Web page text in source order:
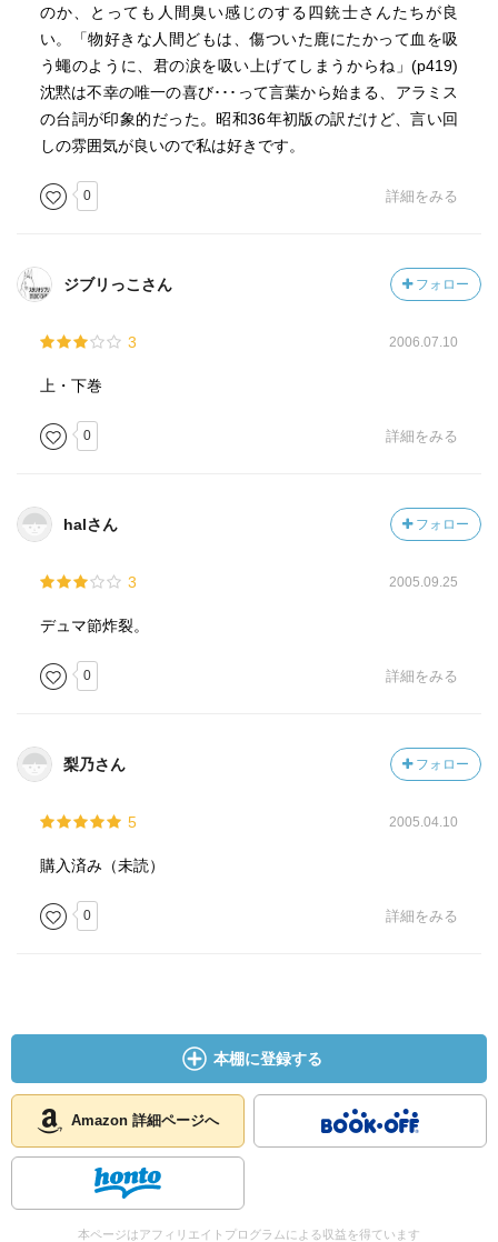
のか、とっても人間臭い感じのする四銃士さんたちが良
い。「物好きな人間どもは、傷ついた鹿にたかって血を吸
う蠅のように、君の涙を吸い上げてしまうからね」(p419)
沈黙は不幸の唯一の喜び･･･って言葉から始まる、アラミス
の台詞が印象的だった。昭和36年初版の訳だけど、言い回
しの雰囲気が良いので私は好きです。
0 詳細をみる
ジブリっこさん フォロー
3 2006.07.10
上・下巻
0 詳細をみる
halさん フォロー
3 2005.09.25
デュマ節炸裂。
0 詳細をみる
梨乃さん フォロー
5 2005.04.10
購入済み（未読）
0 詳細をみる
本棚に登録する
Amazon 詳細ページへ
本ページはアフィリエイトプログラムによる収益を得ています